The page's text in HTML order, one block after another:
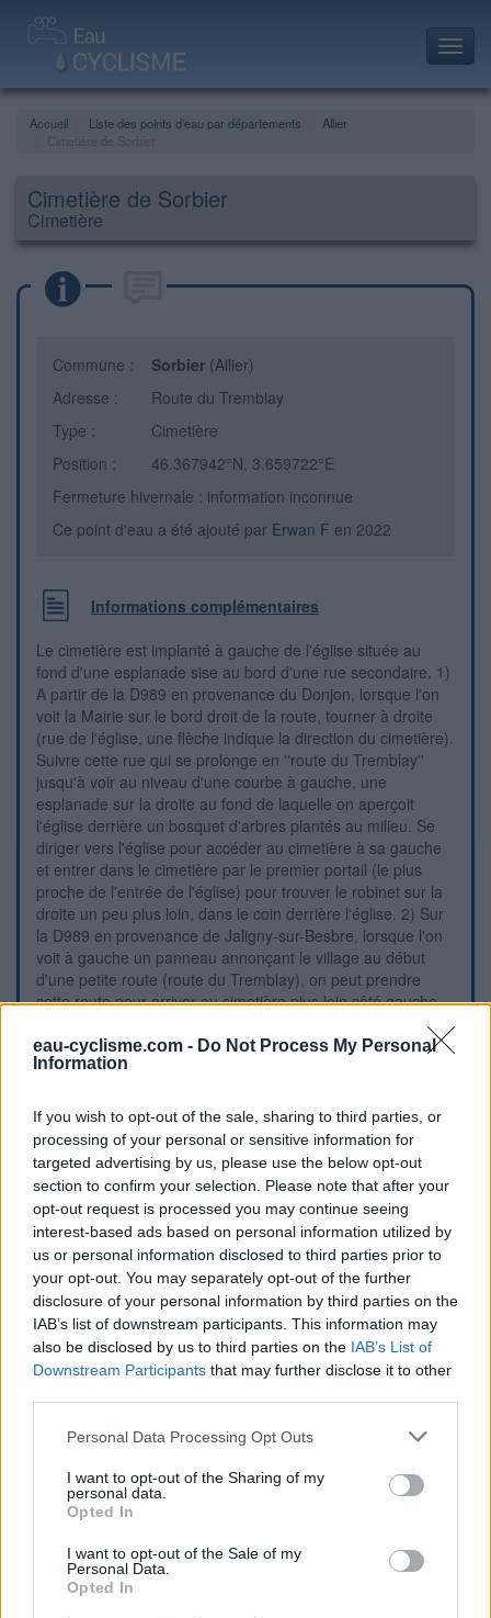
eau-cyclisme.com - Do Not Process My Personal
Information
If you wish to opt-out of the sale, sharing to third parties, or
processing of your personal or sensitive information for
targeted advertising by us, please use the below opt-out
section to confirm your selection. Please note that after your
opt-out request is processed you may continue seeing
interest-based ads based on personal information utilized by
us or personal information disclosed to third parties prior to
your opt-out. You may separately opt-out of the further
disclosure of your personal information by third parties on the
IAB’s list of downstream participants. This information may
also be disclosed by us to third parties on the IAB’s List of
Downstream Participants that may further disclose it to other
Personal Data Processing Opt Outs
I want to opt-out of the Sharing of my
personal data.
Opted In
I want to opt-out of the Sale of my
Personal Data.
Opted In
Accueil Liste des points d'eau par départements
Allier
Cimetière de Sorbier
Cimetière
Commune : Sorbier (Allier)
Adresse :
Route du Tremblay
Type :
Cimetière
Position :
46.367942°N, 3.659722°E
Fermeture hivernale : information inconnue
Ce point d'eau a été ajouté par Erwan F en 2022
Informations complémentaires
Le cimetière est implanté à gauche de l'église située au
fond d'une esplanade sise au bord d'une rue secondaire. 1)
A partir de la D989 en provenance du Donjon, lorsque l'on
voit la Mairie sur le bord droit de la route, tourner à droite
(rue de l'église, une flèche indique la direction du cimetière).
Suivre cette rue qui se prolonge en ''route du Tremblay''
jusqu'à voir au niveau d'une courbe à gauche, une
esplanade sur la droite au fond de laquelle on aperçoit
l'église derrière un bosquet d'arbres plantés au milieu. Se
diriger vers l'église pour accéder au cimetière à sa gauche
et entrer dans le cimetière par le premier portail (le plus
proche de l'entrée de l'église) pour trouver le robinet sur la
droite un peu plus loin, dans le coin derrière l'église. 2) Sur
la D989 en provenance de Jaligny-sur-Besbre, lorsque l'on
voit à gauche un panneau annonçant le village au début
d'une petite route (route du Tremblay), on peut prendre
cette route pour arriver au cimetière plus loin côté gauche.
N.B. : Les horaires d'ouverture sont : de 9h à 18h30 d'avril à
septembre, et de 9h à 16h30 d'octobre à mars.
Repères visuels